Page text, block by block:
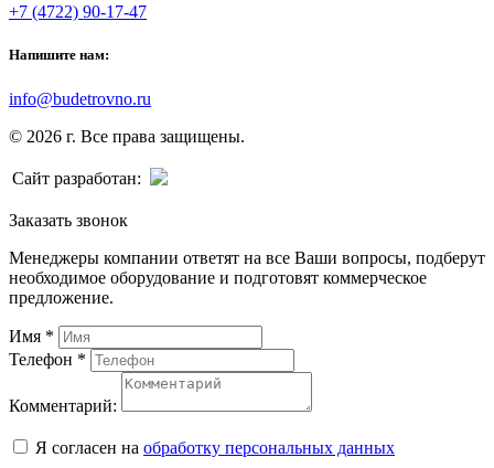
+7 (4722) 90-17-47
Напишите нам:
info@budetrovno.ru
© 2026 г. Все права защищены.
Сайт разработан:
Заказать звонок
Менеджеры компании ответят на все Ваши вопросы, подберут
необходимое оборудование и подготовят коммерческое
предложение.
Имя *
Телефон *
Комментарий:
Я согласен на обработку персональных данных